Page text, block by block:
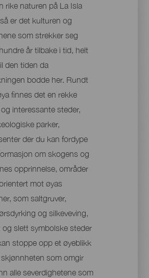
rike naturen på La Isla
er det kulturen og
som strekker seg
år tilbake i tid, helt
den tiden da
bodde her. Rundt
finnes det en rekke
interessante steder,
parker,
der du kan fordype
om skogens og
opprinnelse, områder
mot øyas
som saltgruver,
og silkeveving,
og slett symbolske steder
stoppe opp et øyeblikk
som omgir
alle severdighetene som